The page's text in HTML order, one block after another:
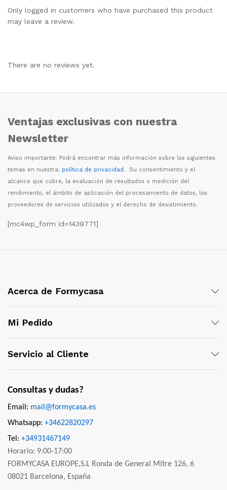
Only logged in customers who have purchased this product
may leave a review.
There are no reviews yet.
Ventajas exclusivas con nuestra
Newsletter
Aviso importante: Podrá encontrar más información sobre los siguientes
temas en nuestra: política de privacidad. Su consentimiento y el
alcance que cubre, la evaluación de resultados o medición del
rendimiento, el ámbito de aplicación del procesamiento de datos, los
proveedores de servicios utilizados y el derecho de desistimiento.
[mc4wp_form id=1439771]
Acerca de Formycasa
Mi Pedido
Servicio al Cliente
Consultas y dudas?
Email: mail@formycasa.es
Whatsapp: +34622820297
Tel: +34931467149
Horario: 9:00-17:00
FORMYCASA EUROPE,S.L Ronda de General Mitre 126, 6
08021 Barcelona, España